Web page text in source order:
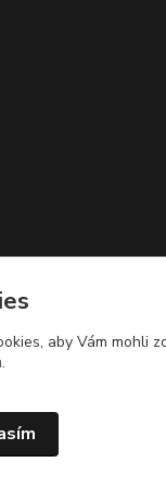
aby Vám mohli